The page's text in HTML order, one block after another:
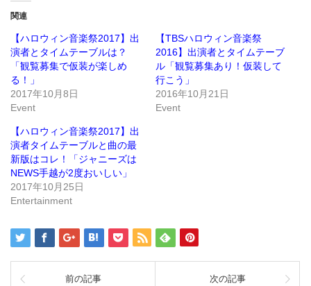
(新
し
い
ウ
ィ
ウ
開
ま
す)
ッ
ク
し
て
く
い
ウ
ィ
ン
ド
ウ
で
開
き
す)
関連
【ハロウィン音楽祭2017】出
演者とタイムテーブルは？
「観覧募集で仮装が楽しめ
る！」
2017年10月8日
Event
【TBSハロウィン音楽祭
2016】出演者とタイムテーブ
ル「観覧募集あり！仮装して
行こう」
2016年10月21日
Event
【ハロウィン音楽祭2017】出
演者タイムテーブルと曲の最
新版はコレ！「ジャニーズは
NEWS手越が2度おいしい」
2017年10月25日
Entertainment
前の記事 次の記事